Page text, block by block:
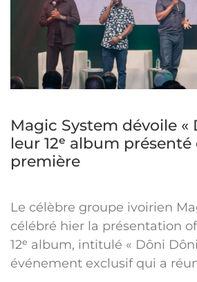
Magic System dévoile «
leur 12ᵉ album
première
Le célèbre groupe ivoirien
célébré hier la présentation
12ᵉ album, intitulé « Dôni
événement exclusif qui a